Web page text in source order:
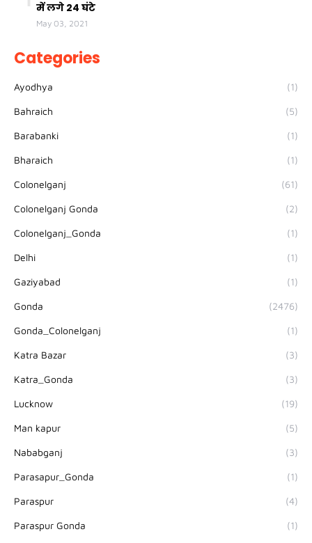
में लगे 24 घंटे
May 03, 2021
Categories
Ayodhya (1)
Bahraich (5)
Barabanki (1)
Bharaich (1)
Colonelganj (61)
Colonelganj Gonda (2)
Colonelganj_Gonda (1)
Delhi (1)
Gaziyabad (1)
Gonda (2476)
Gonda_Colonelganj (1)
Katra Bazar (3)
Katra_Gonda (3)
Lucknow (19)
Man kapur (5)
Nababganj (3)
Parasapur_Gonda (1)
Paraspur (4)
Paraspur Gonda (1)